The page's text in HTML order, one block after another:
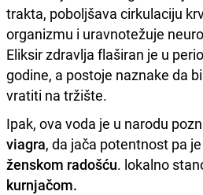
trakta, poboljšava cirkulaciju
organizmu i uravnotežuje
Eliksir zdravlja flaširan je u
godine, a postoje naznake da
vratiti na tržište.
Ipak, ova voda je u narodu
viagra, da jača potentnost pa
ženskom radošću. lokalno
kurnjačom.